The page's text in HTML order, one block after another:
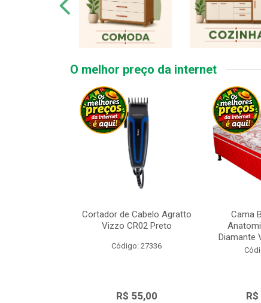
O melhor preço da internet
Cortador de Cabelo Agratto
Vizzo CR02 Preto
Código: 27336
R$ 55,00
Cama
Diamante